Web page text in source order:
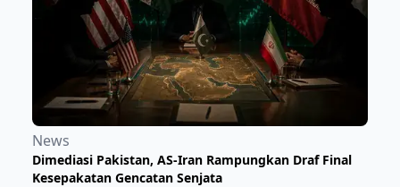
News
Dimediasi Pakistan, AS-Iran Rampungkan Draf Final
Kesepakatan Gencatan Senjata